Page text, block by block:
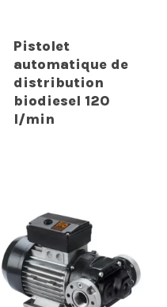
Pistolet
automatique de
distribution
biodiesel 120
l/min